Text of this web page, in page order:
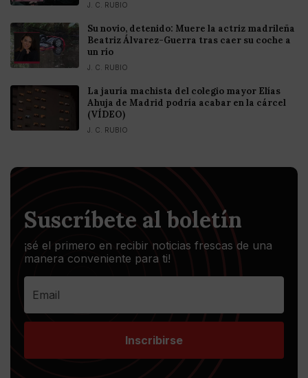
J. C. RUBIO
Su novio, detenido: Muere la actriz madrileña
Beatriz Álvarez-Guerra tras caer su coche a
un río
J. C. RUBIO
La jauría machista del colegio mayor Elías
Ahuja de Madrid podría acabar en la cárcel
(VÍDEO)
J. C. RUBIO
Suscríbete al boletín
¡sé el primero en recibir noticias frescas de una
manera conveniente para ti!
Inscribirse